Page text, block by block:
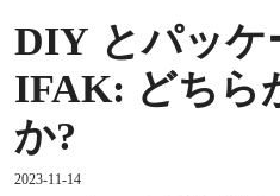
DIY とパッケ
IFAK: どちら
か?
2023-11-14